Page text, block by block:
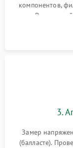
компонентов,
пыли.
материнской
3.
Замер
(балласте).